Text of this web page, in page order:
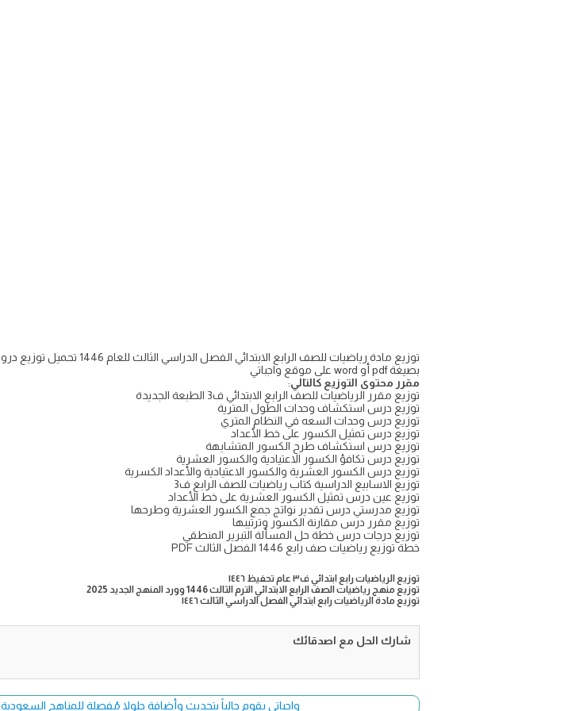
بصيغة pdf أو word على موقع واجباتي
مقرر محتوى التوزيع كالتالي:
توزيع مقرر الرياضيات للصف الرابع الابتدائي ف3 الطبعة الجديدة
توزيع درس استكشاف وحدات الطول المترية
توزيع درس وحدات السعه في النظام المتري
توزيع درس تمثيل الكسور على خط الأعداد
توزيع درس استكشاف طرح الكسور المتشابهة
توزيع درس تكافؤ الكسور الاعتيادية والكسور العشرية
توزيع درس الكسور العشرية والكسور الاعتيادية والأعداد الكسرية
توزيع الاسابيع الدراسية كتاب رياضيات للصف الرابع ف3
توزيع عين درس تمثيل الكسور العشرية على خط الأعداد
توزيع مدرستي درس تقدير نواتج جمع الكسور العشرية وطرحها
توزيع مقرر درس مقارنة الكسور وترتيبها
توزيع درجات درس خطة حل المسألة التبرير المنطقي
خطة توزيع رياضيات صف رابع 1446 الفصل الثالث PDF
توزيع الرياضيات رابع ابتدائي ف٣ عام تحفيظ ١٤٤٦
توزيع منهج رياضيات الصف الرابع الابتدائي الترم الثالث 1446 وورد المنهج الجديد 2025
توزيع مادة الرياضيات رابع ابتدائي الفصل الدراسي الثالث ١٤٤٦
شارك الحل مع اصدقائك
واجباتي يقوم حالياً بتحديث وأضافة حلولا مُفصلة للمناهج السعودية 1447 هـ، مع شرح تفاعلي ونماذج اختبارات حصرية.